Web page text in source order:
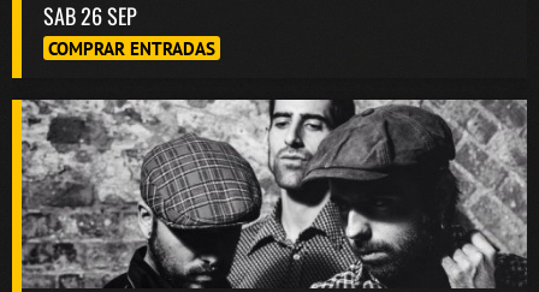
SAB 26 SEP
COMPRAR ENTRADAS